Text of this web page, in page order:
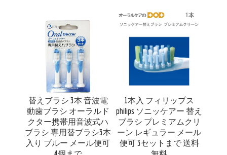
替えブラシ 3本 音波電
動歯ブラシ オーラルド
クター携帯用音波式ハ
ブラシ 専用替ブラシ3本
入り ブルー メール便可
1本入 フィリップス
philips ソニッケアー 替え
ブラシ プレミアムクリ
ーン レギュラー メール
便可 3セットまで 送料